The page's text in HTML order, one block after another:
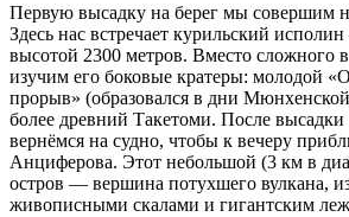
Первую высадку на берег мы совершим
Здесь нас встречает курильский
высотой 2300 метров. Вместо сложного
изучим его боковые кратеры: молодой
прорыв» (образовался в дни
более древний Такетоми. После
вернёмся на судно, чтобы к вечеру
Анциферова. Этот небольшой (3 км в
остров — вершина потухшего вулкана,
живописными скалами и гигантским